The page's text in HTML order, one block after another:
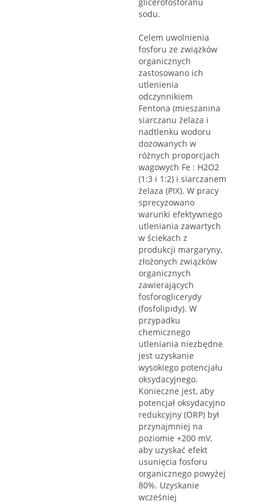
glicerofosforanu
sodu.
Celem uwolnienia
fosforu ze związków
organicznych
zastosowano ich
utlenienia
odczynnikiem
Fentona (mieszanina
siarczanu żelaza i
nadtlenku wodoru
dozowanych w
różnych proporcjach
wagowych Fe : H2O2
(1:3 i 1:2) i siarczanem
żelaza (PIX). W pracy
sprecyzowano
warunki efektywnego
utleniania zawartych
w ściekach z
produkcji margaryny,
złożonych związków
organicznych
zawierających
fosforoglicerydy
(fosfolipidy). W
przypadku
chemicznego
utleniania niezbędne
jest uzyskanie
wysokiego potencjału
oksydacyjnego.
Konieczne jest, aby
potencjał oksydacyjno
redukcyjny (ORP) był
przynajmniej na
poziomie +200 mV,
aby uzyskać efekt
usunięcia fosforu
organicznego powyżej
80%. Uzyskanie
wcześniej